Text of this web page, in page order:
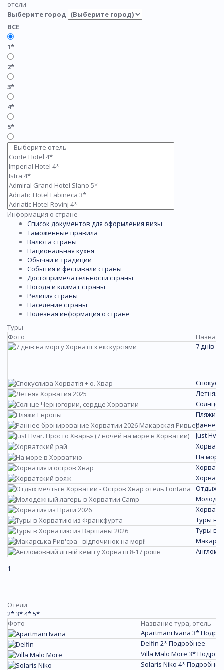
отели
Выберите город
ВСЕ
1*
2*
3*
4*
5*
Информация о стране
Список документов для оформления визы
Таможенные правила
Валюта страны
Национальная кухня
Обычаи и традиции
События и фестивали страны
Достопримечательности страны
Погода и климат страны
Религия страны
Население страны
Полезная информация о стране
Туры
Фото
7 днів
Летняя
Солнце
Пляжи
Раннее
Just
На
Отдых
Туры в
Туры в
1
Отели
2*3*4*5*
Фото
Название тура, отель
Apartmani Ivana 3*
Delfin 2*Подробнее
Villa Malo More 3*
Solaris Niko 4*Подробнее